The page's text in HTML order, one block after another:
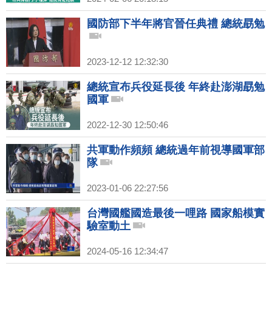
國防部下半年將官晉任典禮 總統勗勉
2023-12-12 12:32:30
總統宣布兵役延長後 年終赴澎湖勗勉
國軍
2022-12-30 12:50:46
共軍動作頻頻 總統過年前視導國軍部
隊
2023-01-06 22:27:56
台灣國艦國造最後一哩路 國家船模實
驗室動土
2024-05-16 12:34:47